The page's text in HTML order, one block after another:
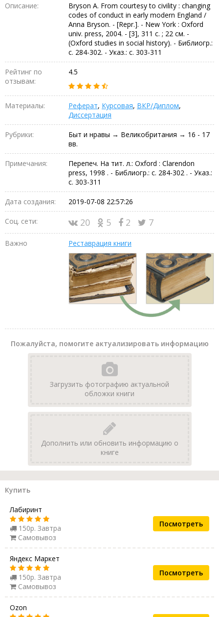
Описание:
Bryson A. From courtesy to civility : changing
codes of conduct in early modern England /
Anna Bryson. - [Repr.]. - New York : Oxford
univ. press, 2004. - [3], 311 с. ; 22 см. -
(Oxford studies in social history). - Библиогр.:
с. 284-302. - Указ.: с. 303-311
Рейтинг по
отзывам:
4.5
Материалы: Реферат, Курсовая, ВКР/Диплом,
Диссертация
Рубрики:
Быт и нравы → Великобритания → 16 - 17
вв.
Примечания:
Перепеч. На тит. л.: Oxford : Clarendon
press, 1998 . - Библиогр.: с. 284-302 . - Указ.:
с. 303-311
Дата создания: 2019-07-08 22:57:26
Соц. сети: 20 5 2 7
Важно Реставрация книги
Пожалуйста, помогите актуализировать информацию
Загрузить фотографию актуальной
обложки книги
Дополнить или обновить информацию о
книге
Купить
Лабиринт
150р. Завтра
Самовывоз
Посмотреть
Яндекс Маркет
150р. Завтра
Самовывоз
Посмотреть
Ozon